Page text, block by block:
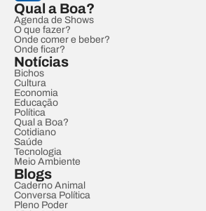
Qual a Boa?
Agenda de Shows
O que fazer?
Onde comer e beber?
Onde ficar?
Notícias
Bichos
Cultura
Economia
Educação
Política
Qual a Boa?
Cotidiano
Saúde
Tecnologia
Meio Ambiente
Blogs
Caderno Animal
Conversa Política
Pleno Poder